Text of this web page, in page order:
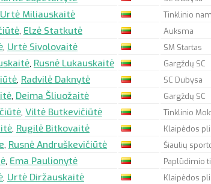
Urtė Miliauskaitė Tinklinio
, Elzė Statkutė Auksma
, Urtė Sivolovaitė SM Startas
, Rusnė Lukauskaitė Gargždų SC
, Radvilė Daknytė SC Dubysa
, Deima Šliuožaitė Gargždų SC
, Viltė Butkevičiūtė Tinklinio
, Rugilė Bitkovaitė Klaipėdos
, Rusnė Andruškevičiūtė Šiaulių
, Ema Paulionytė Paplūdimio
, Urtė Diržauskaitė Klaipėdos